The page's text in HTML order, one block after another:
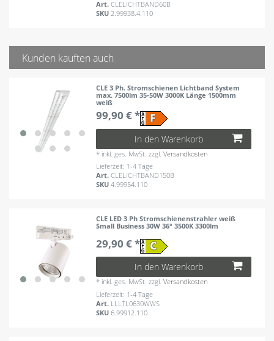
Art.CLELICHTBAND60B
SKU2.99938.4.110
Kunden kauften auch
CLE 3 Ph. Stromschienen Lichtband System
max. 7500lm 35-50W 3000K Länge 1500mm
weiß
99,90 € *
In den Warenkorb
* inkl. ges. MwSt. zzgl.Versandkosten
Lieferzeit: 1-4 Tage
Art.CLELICHTBAND150B
SKU4.99954.110
CLE LED 3 Ph Stromschienenstrahler weiß
Small Business 30W 36° 3500K 3300lm
29,90 € *
In den Warenkorb
* inkl. ges. MwSt. zzgl.Versandkosten
Lieferzeit: 1-4 Tage
Art. LLLTL0630WWS
SKU6.99912.110